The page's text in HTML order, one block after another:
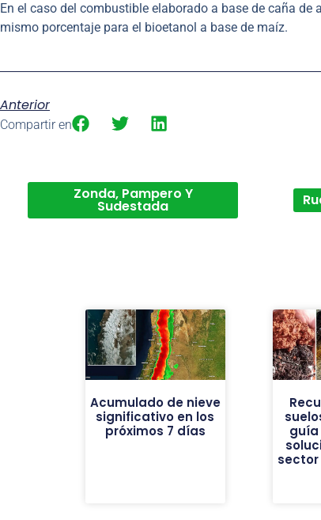
En el caso del combustible elaborado a base de caña
mismo porcentaje para el bioetanol a base de maíz.
Anterior
Compartir en
Zonda, Pampero Y
Sudestada
Acumulado de nieve
significativo en los
próximos 7 días